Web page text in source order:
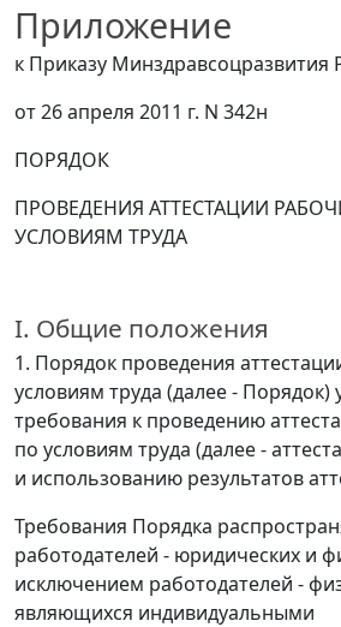
Приложение
к Приказу Минздравсоцразвития
от 26 апреля 2011 г. N 342н
ПОРЯДОК
ПРОВЕДЕНИЯ АТТЕСТАЦИИ
УСЛОВИЯМ ТРУДА
I. Общие положения
1. Порядок проведения
условиям труда (далее - Порядок)
требования к проведению
по условиям труда (далее -
и использованию результатов
Требования Порядка
работодателей - юридических и
исключением работодателей -
являющихся индивидуальными